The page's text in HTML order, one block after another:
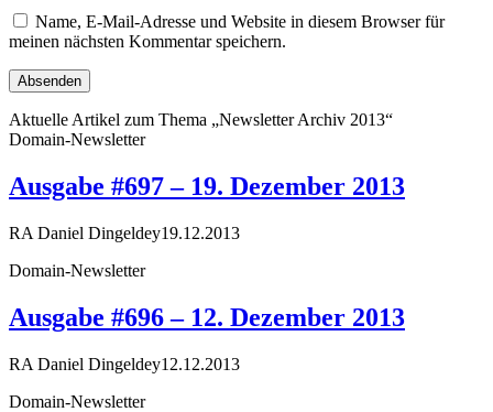
Name, E-Mail-Adresse und Website in diesem Browser für
meinen nächsten Kommentar speichern.
Aktuelle Artikel zum Thema „Newsletter Archiv 2013“
Domain-Newsletter
Ausgabe #697 – 19. Dezember 2013
RA Daniel Dingeldey19.12.2013
Domain-Newsletter
Ausgabe #696 – 12. Dezember 2013
RA Daniel Dingeldey12.12.2013
Domain-Newsletter